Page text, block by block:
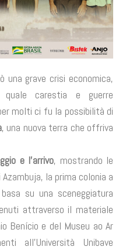
grave crisi economica,
carestia e guerre
molti ci fu la possibilità di
, una nuova terra che offriva
e l’arrivo, mostrando le
la prima colonia a
su una sceneggiatura
attraverso il materiale
Benício e del Museu ao Ar
all’Università Unibave